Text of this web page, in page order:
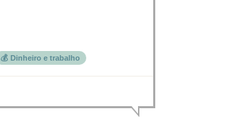
💰 Dinheiro e trabalho